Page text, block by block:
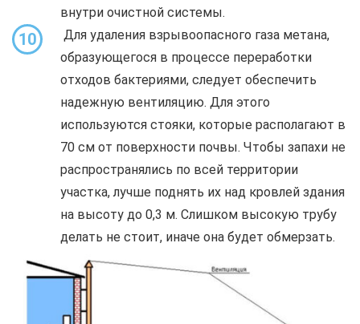
внутри очистной системы.
10
Для удаления взрывоопасного газа метана,
образующегося в процессе переработки
отходов бактериями, следует обеспечить
надежную вентиляцию. Для этого
используются стояки, которые располагают в
70 см от поверхности почвы. Чтобы запахи не
распространялись по всей территории
участка, лучше поднять их над кровлей здания
на высоту до 0,3 м. Слишком высокую трубу
делать не стоит, иначе она будет обмерзать.